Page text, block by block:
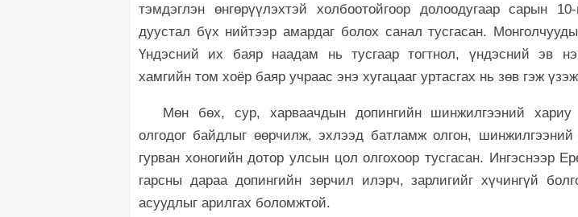
тэмдэглэн өнгөрүүлэхтэй холбоотойгоор долоодугаар сарын
дуустал бүх нийтээр амардаг болох санал тусгасан.
Үндэсний их баяр наадам нь тусгаар тогтнол, үндэсний эв
хамгийн том хоёр баяр учраас энэ хугацааг уртасгах нь зөв гэж
Мөн бөх, сур, харваачдын допингийн шинжилгээний
олгодог байдлыг өөрчилж, эхлээд батламж олгон,
гурван хоногийн дотор улсын цол олгохоор тусгасан. Ингэснээр
гарсны дараа допингийн зөрчил илэрч, зарлигийг хүчингүй
асуудлыг арилгах боломжтой.